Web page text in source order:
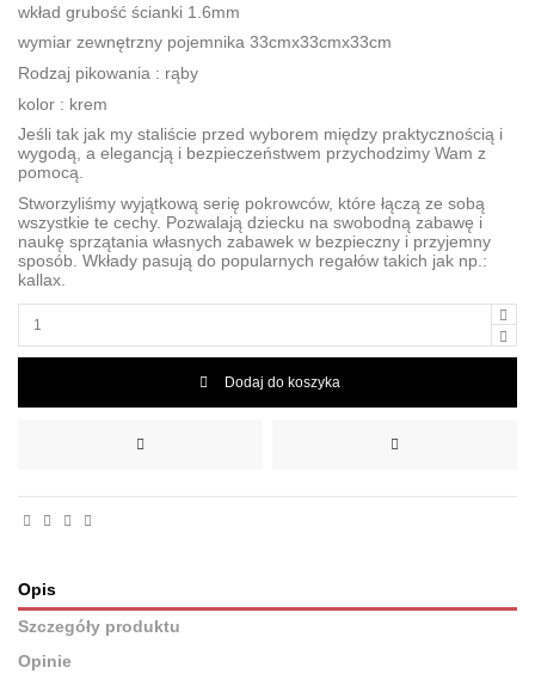
wkład grubość ścianki 1.6mm
wymiar zewnętrzny pojemnika 33cmx33cmx33cm
Rodzaj pikowania : rąby
kolor : krem
Jeśli tak jak my staliście przed wyborem między praktycznością i
wygodą, a elegancją i bezpieczeństwem przychodzimy Wam z
pomocą.
Stworzyliśmy wyjątkową serię pokrowców, które łączą ze sobą
wszystkie te cechy. Pozwalają dziecku na swobodną zabawę i
naukę sprzątania własnych zabawek w bezpieczny i przyjemny
sposób. Wkłady pasują do popularnych regałów takich jak np.:
kallax.
Dodaj do koszyka
Opis
Szczegóły produktu
Opinie